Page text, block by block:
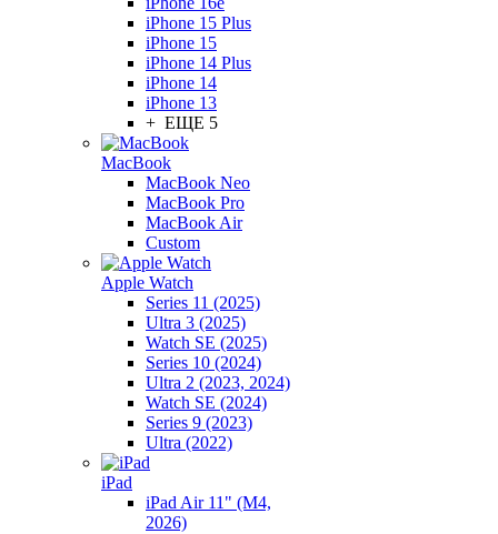
iPhone 15 Plus
iPhone 15
iPhone 14 Plus
iPhone 14
iPhone 13
+ ЕЩЕ 5
MacBook
MacBook Neo
MacBook Pro
MacBook Air
Custom
Apple Watch
Series 11 (2025)
Ultra 3 (2025)
Watch SE (2025)
Series 10 (2024)
Ultra 2 (2023, 2024)
Watch SE (2024)
Series 9 (2023)
Ultra (2022)
iPad
iPad Air 11" (M4,
2026)